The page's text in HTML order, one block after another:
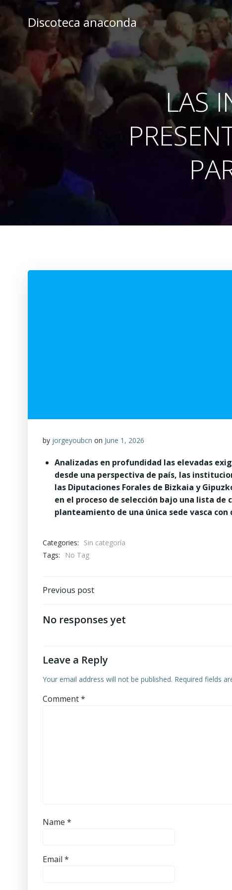
contentDiscoteca anaconda
LAS
by jorgeyoubcn on June 1, 2026
Analizadas en profundidad las elevadas
desde una perspectiva de país, las
las Diputaciones Forales de Bizkaia y
en el proceso de selección bajo una lista de
planteamiento de una única sede vasca con
Categories:
Sin categoría
Tags:
No Tag
Post
navigation
Previous post
No responses yet
Leave a Reply
Your email address will not be published. Required fields
Comment*
Name *
Email *